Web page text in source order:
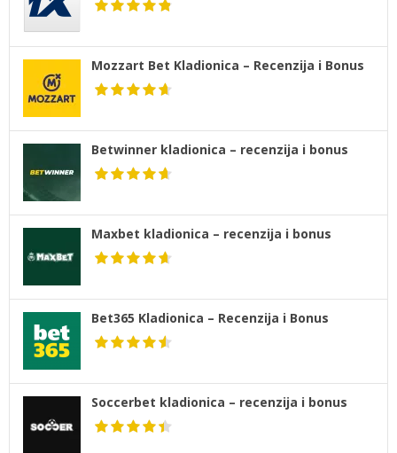
Mozzart Bet Kladionica – Recenzija i Bonus
Betwinner kladionica – recenzija i bonus
Maxbet kladionica – recenzija i bonus
Bet365 Kladionica – Recenzija i Bonus
Soccerbet kladionica – recenzija i bonus